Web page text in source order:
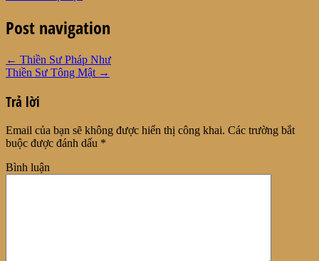
Post navigation
← Thiền Sư Pháp Như
Thiền Sư Tông Mật →
Trả lời
Email của bạn sẽ không được hiển thị công khai. Các trường bắt
buộc được đánh dấu *
Bình luận